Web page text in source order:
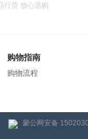
行货 放心选购
购物指南
购物流程
蒙公网安备